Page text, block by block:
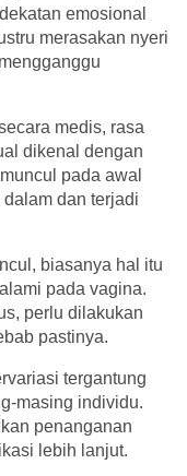
emosional
merasakan nyeri
medis, rasa
dikenal dengan
pada awal
dan terjadi
biasanya hal itu
pada vagina.
perlu dilakukan
pastinya.
tergantung
masing individu.
penanganan
lebih lanjut.